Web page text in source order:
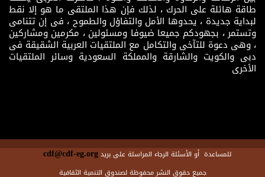
طاقة هائلة على الحرك ، لذلك فإن هذا الملتقى ما هو إلا نقط
لبداية جديدة ، يحدوها الأمل والتفاؤل والطموح ، فى إن تتنامى
وتستمر ، بجهودكم جميعا ضيوفا ومسئولين ، مكرمين ومشاركين
، وهى دعوة للتآخى والتكامل مع الملتقيات العربية الشقيقة فى
دبى والكويت والشارقة والمملكة السعودية وسائر الملتقيات
الأخرى
للمساعدة أو الأسئلة الرجاء المراسلة على بريدcdf@cdf-eg.org
جميع حقوق النشر محفوظة لصندوق التنمية الثقافية